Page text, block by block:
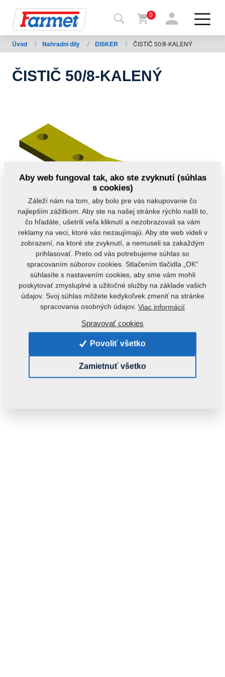
Späť
na
Moje
stroje
stiahnutie
0
Úvod / Nahradni dily / DISKER / ČISTIČ 50/8-KALENÝ
ČISTIČ 50/8-KALENÝ
Kód produktu: 8000647-40267
Tento diel je použiteľný aj pre nasledovné stroje:
1,1000 Kg
Aby web fungoval tak, ako ste zvyknutí (súhlas
s cookies)
Záleží nám na tom, aby bolo pre vás nakupovanie čo
najlepším zážitkom. Aby ste na našej stránke rýchlo našli to,
čo hľadáte, ušetrili veľa kliknutí a nezobrazovali sa vám
reklamy na veci, ktoré vás nezaujímajú. Aby ste web videli v
zobrazení, na ktoré ste zvyknutí, a nemuseli sa zakaždým
prihlasovať. Preto od vás potrebujeme súhlas so
spracovaním súborov cookies. Stlačením tlačidla „OK“
súhlasíte s nastavením cookies, aby sme vám mohli
poskytovať zmysluplné a užitočné služby na základe vašich
údajov. Svoj súhlas môžete kedykoľvek zmeniť na stránke
spracovania osobných údajov. Viac informácií
Spravovať cookies
Povoliť všetko
Zamietnuť všetko